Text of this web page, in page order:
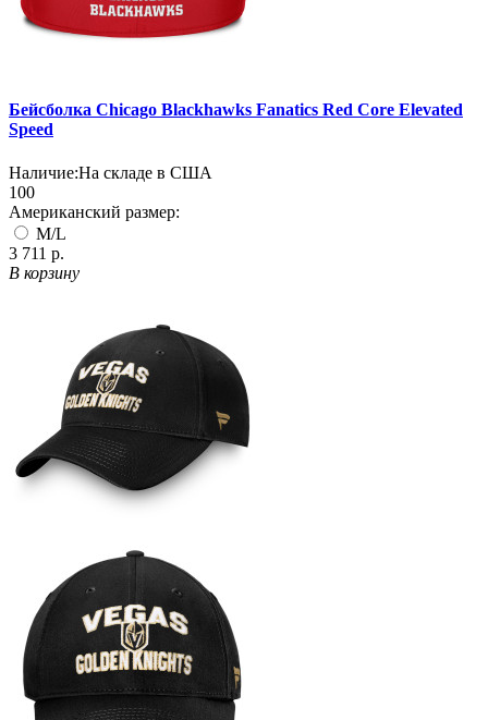
Бейсболка Chicago Blackhawks Fanatics Red Core Elevated
Speed
Наличие:На складе в США
100
Американский размер:
M/L
3 711 р.
В корзину